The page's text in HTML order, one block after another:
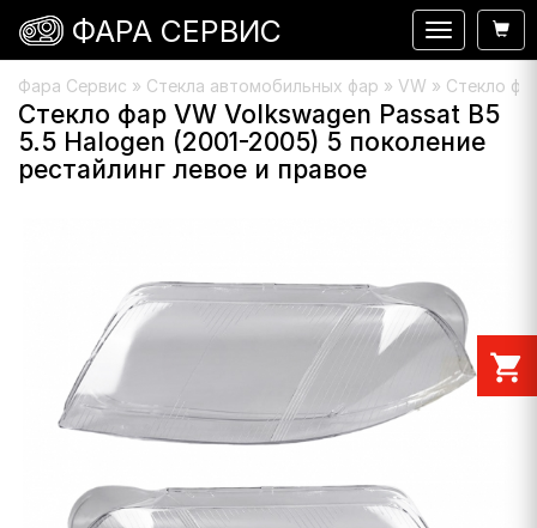
Фара Сервис » Стекла автомобильных фар » VW » Стекло
Стекло фар VW Volkswagen Passat B5
5.5 Halogen (2001-2005) 5 поколение
рестайлинг левое и правое
Навигация
ФАРА СЕРВИС
shopping_cart